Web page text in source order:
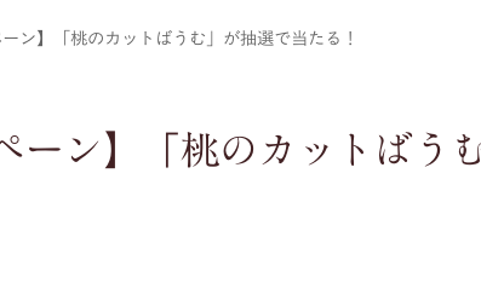
ン】「桃のカットばうむ」が抽選で当たる！
ーン】「桃のカットばう